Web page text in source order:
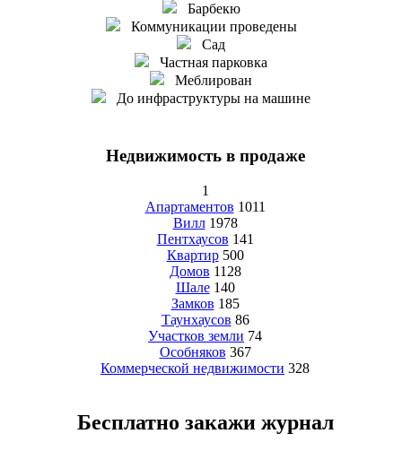
Барбекю
Коммуникации проведены
Сад
Частная парковка
Меблирован
До инфраструктуры на машине
Недвижимость в продаже
1
Апартаментов 1011
Вилл 1978
Пентхаусов 141
Квартир 500
Домов 1128
Шале 140
Замков 185
Таунхаусов 86
Участков земли 74
Особняков 367
Коммерческой недвижимости 328
Бесплатно закажи журнал